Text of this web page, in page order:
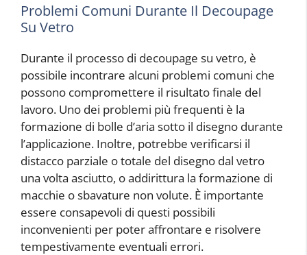
Problemi Comuni Durante Il Decoupage
Su Vetro
Durante il processo di decoupage su vetro, è
possibile incontrare alcuni problemi comuni che
possono compromettere il risultato finale del
lavoro. Uno dei problemi più frequenti è la
formazione di bolle d’aria sotto il disegno durante
l’applicazione. Inoltre, potrebbe verificarsi il
distacco parziale o totale del disegno dal vetro
una volta asciutto, o addirittura la formazione di
macchie o sbavature non volute. È importante
essere consapevoli di questi possibili
inconvenienti per poter affrontare e risolvere
tempestivamente eventuali errori.